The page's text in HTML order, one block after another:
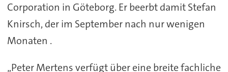
Corporation in Göteborg. Er beerbt damit Stefan
Knirsch, der im September nach nur wenigen
Monaten .
„Peter Mertens verfügt über eine breite fachliche